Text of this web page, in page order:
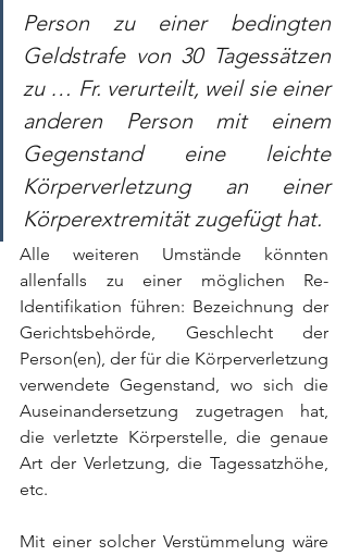
Person zu einer bedingten
Geldstrafe von 30 Tagessätzen
zu … Fr. verurteilt, weil sie einer
anderen Person mit einem
Gegenstand eine leichte
Körperverletzung an einer
Körperextremität zugefügt hat.
Alle weiteren Umstände könnten
allenfalls zu einer möglichen Re-
Identifikation führen: Bezeichnung der
Gerichtsbehörde, Geschlecht der
Person(en), der für die Körperverletzung
verwendete Gegenstand, wo sich die
Auseinandersetzung zugetragen hat,
die verletzte Körperstelle, die genaue
Art der Verletzung, die Tagessatzhöhe,
etc.
Mit einer solcher Verstümmelung wäre